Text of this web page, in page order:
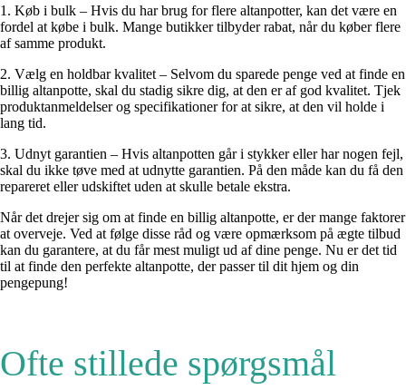
1. Køb i bulk – Hvis du har brug for flere altanpotter, kan det være en
fordel at købe i bulk. Mange butikker tilbyder rabat, når du køber flere
af samme produkt.
2. Vælg en holdbar kvalitet – Selvom du sparede penge ved at finde en
billig altanpotte, skal du stadig sikre dig, at den er af god kvalitet. Tjek
produktanmeldelser og specifikationer for at sikre, at den vil holde i
lang tid.
3. Udnyt garantien – Hvis altanpotten går i stykker eller har nogen fejl,
skal du ikke tøve med at udnytte garantien. På den måde kan du få den
repareret eller udskiftet uden at skulle betale ekstra.
Når det drejer sig om at finde en billig altanpotte, er der mange faktorer
at overveje. Ved at følge disse råd og være opmærksom på ægte tilbud
kan du garantere, at du får mest muligt ud af dine penge. Nu er det tid
til at finde den perfekte altanpotte, der passer til dit hjem og din
pengepung!
Ofte stillede spørgsmål